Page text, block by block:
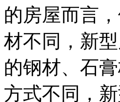
的房屋而言
材不同，新
的钢材、石
方式不同，